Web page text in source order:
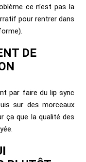
ce n’est pas la
pour rentrer dans
DE
par faire du lip sync
sur des morceaux
ça que la qualité des